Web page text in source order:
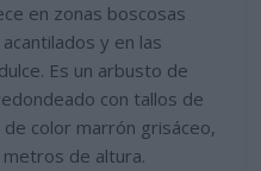
en zonas boscosas
y en las
Es un arbusto de
con tallos de
color marrón grisáceo,
de altura.